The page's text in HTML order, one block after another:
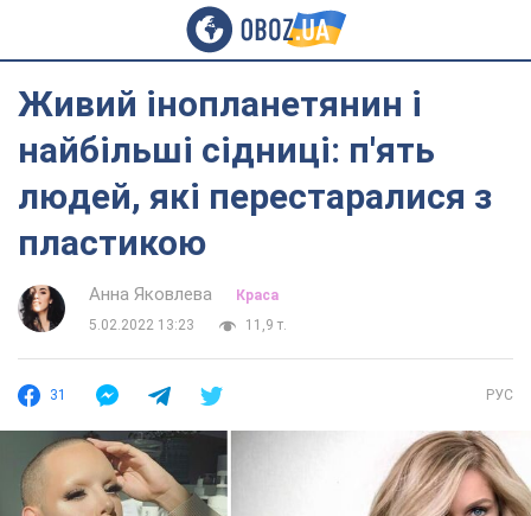
Живий інопланетянин і
найбільші сідниці: п'ять
людей, які перестаралися з
пластикою
Анна Яковлева
Краса
5.02.2022 13:23
11,9 т.
31 РУС